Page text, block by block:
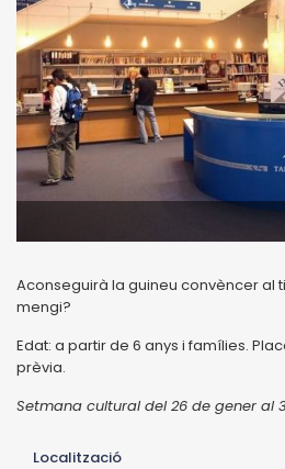
Aconseguirà la guineu convèncer al
mengi?
Edat: a partir de 6 anys i famílies.
prèvia.
Setmana cultural del 26 de gener al
Localització